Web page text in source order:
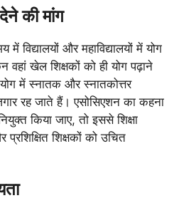
की मांग
में विद्यालयों और महाविद्यालयों में योग
वहां खेल शिक्षकों को ही योग पढ़ाने
में स्नातक और स्नातकोत्तर
रह जाते हैं। एसोसिएशन का कहना
किया जाए, तो इससे शिक्षा
शिक्षकों को उचित